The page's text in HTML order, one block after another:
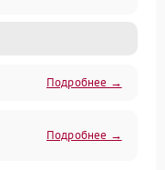
Подробнее →
Подробнее →